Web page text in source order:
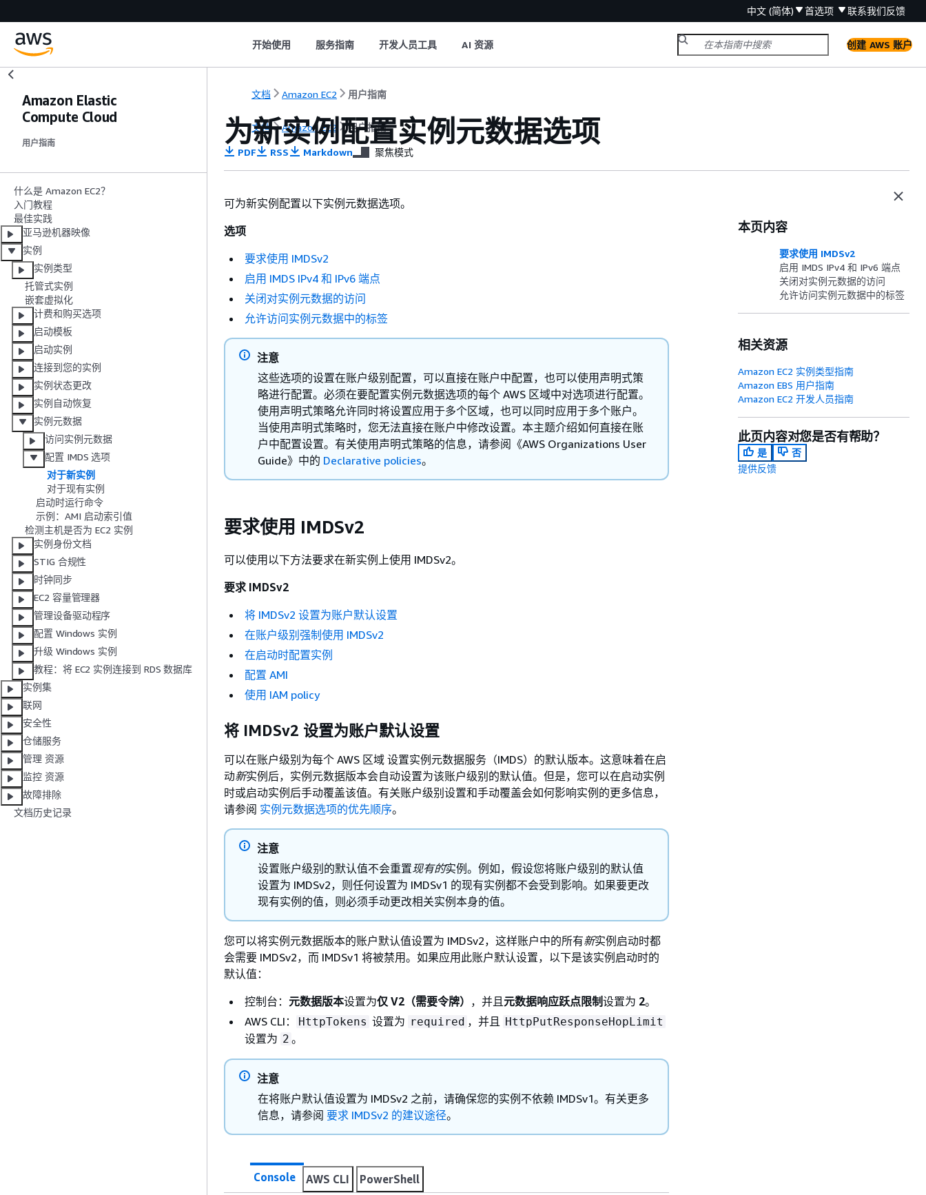
中文 (简体) 首选项 联系我们反馈
开始使用 服务指南 开发人员工具 AI 资源 创建 AWS 账户
Amazon Elastic
Compute Cloud
用户指南
什么是 Amazon EC2？
入门教程
最佳实践
亚马逊机器映像
实例
实例类型
托管式实例
嵌套虚拟化
计费和购买选项
启动模板
启动实例
连接到您的实例
实例状态更改
实例自动恢复
实例元数据
访问实例元数据
配置 IMDS 选项
对于新实例
对于现有实例
启动时运行命令
示例：AMI 启动索引值
检测主机是否为 EC2 实例
实例身份文档
STIG 合规性
时钟同步
EC2 容量管理器
管理设备驱动程序
配置 Windows 实例
升级 Windows 实例
教程：将 EC2 实例连接到 RDS 数据库
实例集
联网
安全性
仓储服务
管理 资源
监控 资源
故障排除
文档历史记录
文档 Amazon EC2 用户指南
文档 Amazon EC2 用户指南
为新实例配置实例元数据选项
PDF RSS Markdown 聚焦模式
可为新实例配置以下实例元数据选项。
选项
要求使用 IMDSv2
启用 IMDS IPv4 和 IPv6 端点
关闭对实例元数据的访问
允许访问实例元数据中的标签
注意
这些选项的设置在账户级别配置，可以直接在账户中配置，也可以使用声明式策
略进行配置。必须在要配置实例元数据选项的每个 AWS 区域中对选项进行配置。
使用声明式策略允许同时将设置应用于多个区域，也可以同时应用于多个账户。
当使用声明式策略时，您无法直接在账户中修改设置。本主题介绍如何直接在账
户中配置设置。有关使用声明式策略的信息，请参阅《AWS Organizations User
Guide》 中的 Declarative policies。
要求使用 IMDSv2
可以使用以下方法要求在新实例上使用 IMDSv2。
要求 IMDSv2
将 IMDSv2 设置为账户默认设置
在账户级别强制使用 IMDSv2
在启动时配置实例
配置 AMI
使用 IAM policy
将 IMDSv2 设置为账户默认设置
可以在账户级别为每个 AWS 区域 设置实例元数据服务（IMDS）的默认版本。这意味着在启
动新实例后，实例元数据版本会自动设置为该账户级别的默认值。但是，您可以在启动实例
时或启动实例后手动覆盖该值。有关账户级别设置和手动覆盖会如何影响实例的更多信息，
请参阅 实例元数据选项的优先顺序。
注意
设置账户级别的默认值不会重置现有的实例。例如，假设您将账户级别的默认值
设置为 IMDSv2，则任何设置为 IMDSv1 的现有实例都不会受到影响。如果要更改
现有实例的值，则必须手动更改相关实例本身的值。
您可以将实例元数据版本的账户默认值设置为 IMDSv2，这样账户中的所有新实例启动时都
会需要 IMDSv2，而 IMDSv1 将被禁用。如果应用此账户默认设置，以下是该实例启动时的
默认值：
控制台： 元数据版本设置为仅 V2（需要令牌） ，并且 元数据响应跃点限制设置为 2。
AWS CLI：
HttpTokens 设置为 required ，并且 HttpPutResponseHopLimit
设置为 2 。
注意
在将账户默认值设置为 IMDSv2 之前，请确保您的实例不依赖 IMDSv1。有关更多
信息，请参阅 要求 IMDSv2 的建议途径。
Console AWS CLI PowerShell
本页内容
要求使用 IMDSv2
启用 IMDS IPv4 和 IPv6 端点
关闭对实例元数据的访问
允许访问实例元数据中的标签
相关资源
Amazon EC2 实例类型指南
Amazon EBS 用户指南
Amazon EC2 开发人员指南
此页内容对您是否有帮助？
是
否
提供反馈